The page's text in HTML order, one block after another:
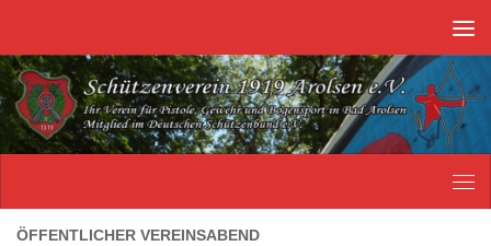
ÖFFENTLICHER VEREINSABEND